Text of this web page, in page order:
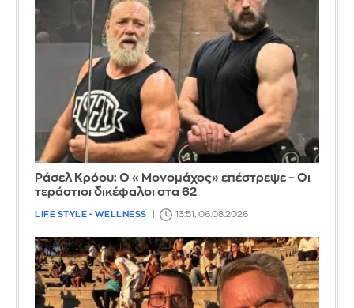
Ράσελ Κρόου: Ο «Μονομάχος» επέστρεψε – Οι
τεράστιοι δικέφαλοι στα 62
LIFE STYLE - WELLNESS 13:51, 06.08.2026